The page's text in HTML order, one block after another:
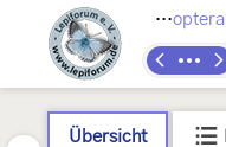
Lepidoptera
Übersicht